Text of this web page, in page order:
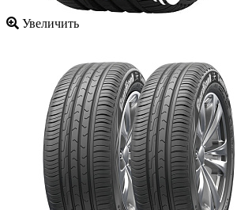
Увеличить